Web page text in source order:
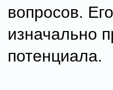
вопросов.
изначально
потенциала.